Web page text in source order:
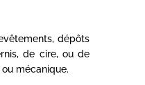
dépôts
de cire, ou de
mécanique.